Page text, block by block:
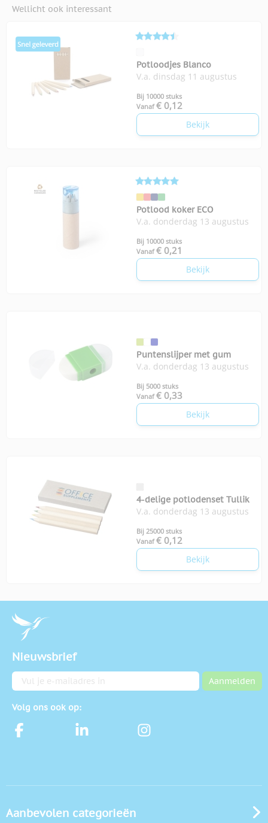
Wellicht ook interessant
Potloodjes Blanco
V.a. dinsdag 11 augustus
Bij 10000 stuks
Vanaf € 0,12
Bekijk
Potlood koker ECO
V.a. donderdag 13 augustus
Bij 10000 stuks
Vanaf € 0,21
Bekijk
Puntenslijper met gum
V.a. donderdag 13 augustus
Bij 5000 stuks
Vanaf € 0,33
Bekijk
4-delige potlodenset Tullik
V.a. donderdag 13 augustus
Bij 25000 stuks
Vanaf € 0,12
Bekijk
Nieuwsbrief
E-mailadres Aanmelden
Volg ons ook op:
Aanbevolen categorieën